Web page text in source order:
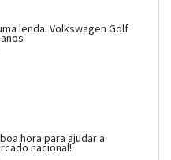
lenda: Volkswagen Golf
hora para ajudar a
nacional!